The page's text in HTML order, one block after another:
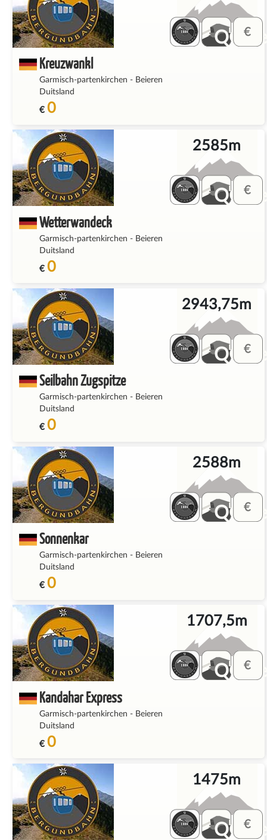
Kreuzwankl
Garmisch-partenkirchen - Beieren
Duitsland
€ 0
Wetterwandeck
Garmisch-partenkirchen - Beieren
Duitsland
€ 0
2585m
Seilbahn Zugspitze
Garmisch-partenkirchen - Beieren
Duitsland
€ 0
2943,75m
Sonnenkar
Garmisch-partenkirchen - Beieren
Duitsland
€ 0
2588m
Kandahar Express
Garmisch-partenkirchen - Beieren
Duitsland
€ 0
1707,5m
1475m